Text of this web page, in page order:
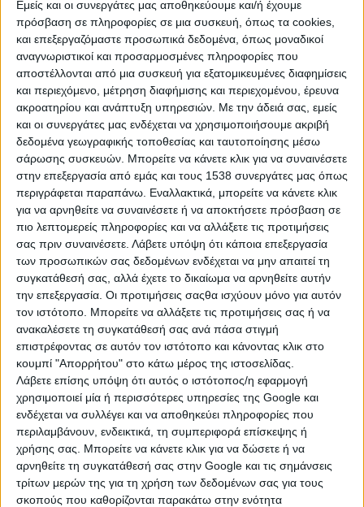
Εμείς και οι συνεργάτες μας αποθηκεύουμε και/ή έχουμε
πρόσβαση σε πληροφορίες σε μια συσκευή, όπως τα cookies,
και επεξεργαζόμαστε προσωπικά δεδομένα, όπως μοναδικοί
αναγνωριστικοί και προσαρμοσμένες πληροφορίες που
αποστέλλονται από μια συσκευή για εξατομικευμένες διαφημίσεις
και περιεχόμενο, μέτρηση διαφήμισης και περιεχομένου, έρευνα
ακροατηρίου και ανάπτυξη υπηρεσιών. Με την άδειά σας, εμείς
και οι συνεργάτες μας ενδέχεται να χρησιμοποιήσουμε ακριβή
δεδομένα γεωγραφικής τοποθεσίας και ταυτοποίησης μέσω
σάρωσης συσκευών. Μπορείτε να κάνετε κλικ για να συναινέσετε
στην επεξεργασία από εμάς και τους 1538 συνεργάτες μας όπως
περιγράφεται παραπάνω. Εναλλακτικά, μπορείτε να κάνετε κλικ
για να αρνηθείτε να συναινέσετε ή να αποκτήσετε πρόσβαση σε
πιο λεπτομερείς πληροφορίες και να αλλάξετε τις προτιμήσεις
σας πριν συναινέσετε. Λάβετε υπόψη ότι κάποια επεξεργασία
των προσωπικών σας δεδομένων ενδέχεται να μην απαιτεί τη
συγκατάθεσή σας, αλλά έχετε το δικαίωμα να αρνηθείτε αυτήν
την επεξεργασία. Οι προτιμήσεις σαςθα ισχύουν μόνο για αυτόν
τον ιστότοπο. Μπορείτε να αλλάξετε τις προτιμήσεις σας ή να
ανακαλέσετε τη συγκατάθεσή σας ανά πάσα στιγμή
επιστρέφοντας σε αυτόν τον ιστότοπο και κάνοντας κλικ στο
κουμπί "Απορρήτου" στο κάτω μέρος της ιστοσελίδας.
Λάβετε επίσης υπόψη ότι αυτός ο ιστότοπος/η εφαρμογή
χρησιμοποιεί μία ή περισσότερες υπηρεσίες της Google και
ενδέχεται να συλλέγει και να αποθηκεύει πληροφορίες που
περιλαμβάνουν, ενδεικτικά, τη συμπεριφορά επίσκεψης ή
χρήσης σας. Μπορείτε να κάνετε κλικ για να δώσετε ή να
αρνηθείτε τη συγκατάθεσή σας στην Google και τις σημάνσεις
τρίτων μερών της για τη χρήση των δεδομένων σας για τους
σκοπούς που καθορίζονται παρακάτω στην ενότητα
ΣΤΗΡΙΓΜΑ ΠΙΑΤΟΘΗΚΗΣ, ΑΝΟΞΕΙΔΩΤΟ
*Η συσκευασία δεν σπάει
ΣΥΓΚΡΙΣΗ